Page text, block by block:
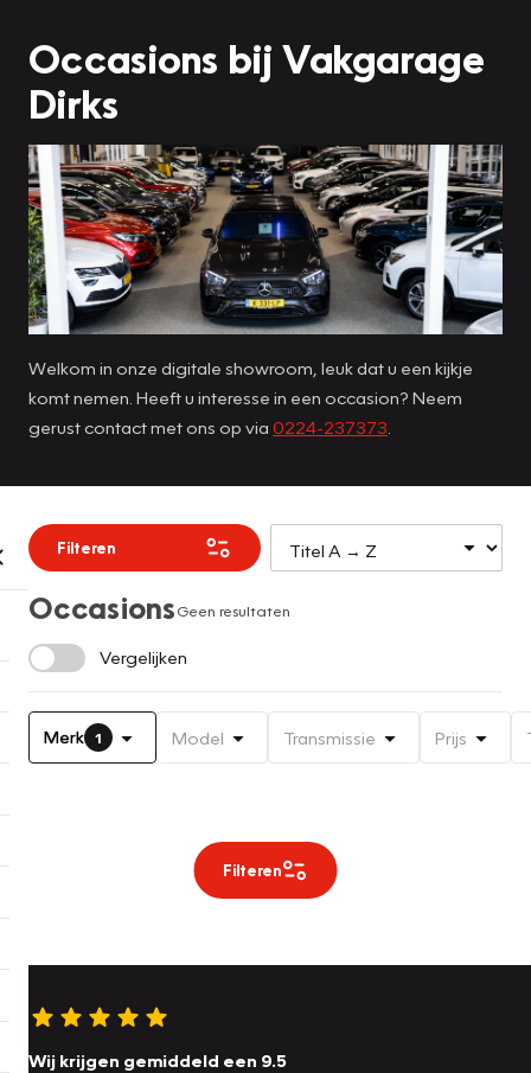
Occasions bij Vakgarage
Dirks
Welkom in onze digitale showroom, leuk dat u een kijkje
komt nemen. Heeft u interesse in een occasion? Neem
gerust contact met ons op via 0224-237373
Filteren
OccasionsGeen resultaten
Vergelijken
Merk 1 Model Transmissie Prijs
Filteren
Wij krijgen gemiddeld een 9.5